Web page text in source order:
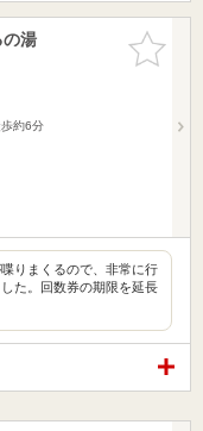
お気に入
りに追加
湯
約6分
りまくるので、非常に行
た。回数券の期限を延長